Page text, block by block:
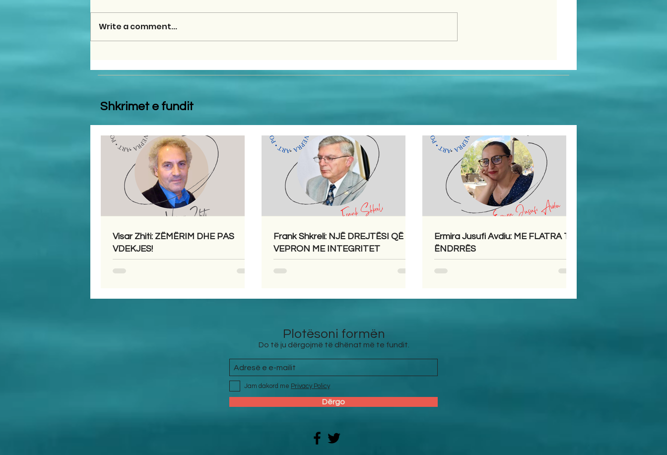
Write a comment...
Shkrimet e fundit
Visar Zhiti: ZËMËRIM DHE PAS
VDEKJES!
Frank Shkreli: NJË DREJTËSI QË
VEPRON ME INTEGRITET
Ermira Jusufi Avdiu: ME FLATRA TË
ËNDRRËS
Plotësoni formën
Do të ju dërgojmë të dhënat më te fundit.
Jam dakord me Privacy Policy
Dërgo